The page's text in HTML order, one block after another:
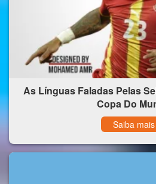
As Línguas Faladas Pelas
Copa Do
Saiba mais